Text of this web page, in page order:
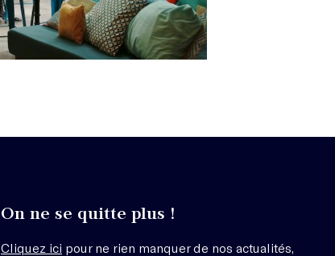
On ne se quitte plus !
Cliquez ici pour ne rien manquer de nos actualités,